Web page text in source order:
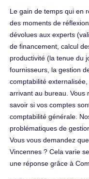
Le gain de temps qui en
des moments de
dévolues aux experts
de financement, calcul
productivité (la tenue du
fournisseurs, la gestion
comptabilité externalisée,
arrivant au bureau. Vous
savoir si vos comptes
comptabilité générale.
problématiques de
Vous vous demandez
Vincennes ? Cela varie
une réponse grâce à